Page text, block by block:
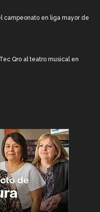
campeonato en liga mayor de
Qro al teatro musical en